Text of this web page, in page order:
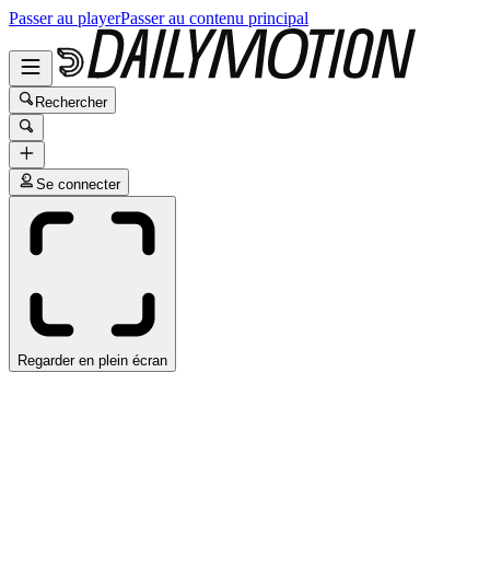
Passer au playerPasser au contenu principal
Rechercher
Se connecter
Regarder en plein écran